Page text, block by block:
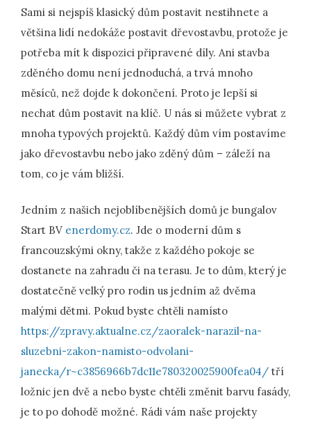
Sami si nejspíš klasický dům postavit nestihnete a
většina lidí nedokáže postavit dřevostavbu, protože je
potřeba mít k dispozici připravené díly. Ani stavba
zděného domu není jednoduchá, a trvá mnoho
měsíců, než dojde k dokončení. Proto je lepší si
nechat dům postavit na klíč. U nás si můžete vybrat z
mnoha typových projektů. Každý dům vím postavíme
jako dřevostavbu nebo jako zděný dům – záleží na
tom, co je vám bližší.
Jedním z našich nejoblíbenějších domů je bungalov
Start BV enerdomy.cz. Jde o moderní dům s
francouzskými okny, takže z každého pokoje se
dostanete na zahradu či na terasu. Je to dům, který je
dostatečně velký pro rodin us jedním až dvěma
malými dětmi. Pokud byste chtěli namísto
https://zpravy.aktualne.cz/zaoralek-narazil-na-
sluzebni-zakon-namisto-odvolani-
janecka/r~c3856966b7dc11e780320025900fea04/ tří
ložnic jen dvě a nebo byste chtěli změnit barvu fasády,
je to po dohodě možné. Rádi vám naše projekty